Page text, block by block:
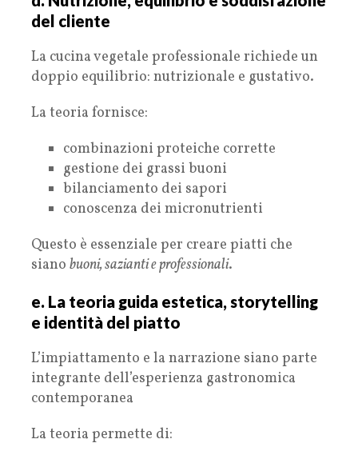
del cliente
La cucina vegetale professionale richiede un
doppio equilibrio: nutrizionale e gustativo.
La teoria fornisce:
combinazioni proteiche corrette
gestione dei grassi buoni
bilanciamento dei sapori
conoscenza dei micronutrienti
Questo è essenziale per creare piatti che
siano buoni, sazianti e professionali.
e. La teoria guida estetica, storytelling
e identità del piatto
L’impiattamento e la narrazione siano parte
integrante dell’esperienza gastronomica
contemporanea
La teoria permette di: